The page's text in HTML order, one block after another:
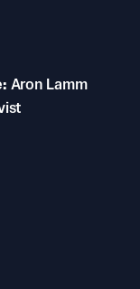
Aron Lamm